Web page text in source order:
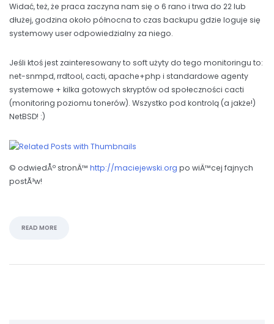
Widać, też, że praca zaczyna nam się o 6 rano i trwa do 22 lub
dłużej, godzina około północna to czas backupu gdzie loguje się
systemowy user odpowiedzialny za niego.
Jeśli ktoś jest zainteresowany to soft użyty do tego monitoringu to:
net-snmpd, rrdtool, cacti, apache+php i standardowe agenty
systemowe + kilka gotowych skryptów od społeczności cacti
(monitoring poziomu tonerów). Wszystko pod kontrolą (a jakże!)
NetBSD! :)
© odwiedÅº stronÄ™ http://maciejewski.org po wiÄ™cej fajnych
postÃ³w!
READ MORE